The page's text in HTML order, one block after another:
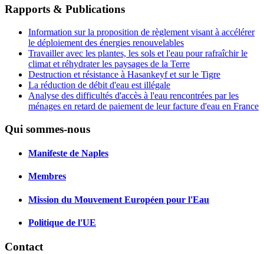
Rapports & Publications
Information sur la proposition de règlement visant à accélérer
le déploiement des énergies renouvelables
Travailler avec les plantes, les sols et l'eau pour rafraîchir le
climat et réhydrater les paysages de la Terre
Destruction et résistance à Hasankeyf et sur le Tigre
La réduction de débit d'eau est illégale
Analyse des difficultés d'accès à l'eau rencontrées par les
ménages en retard de paiement de leur facture d'eau en France
Qui sommes-nous
Manifeste de Naples
Membres
Mission du Mouvement Européen pour l'Eau
Politique de l'UE
Contact